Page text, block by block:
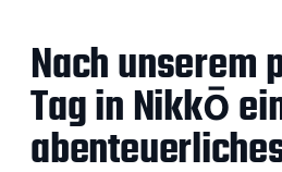
Nach unserem
Tag in Nikkō